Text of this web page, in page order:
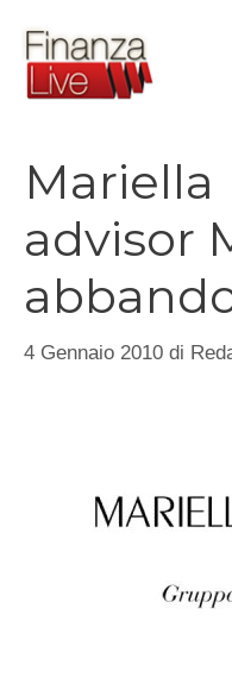
contenuto
Mariella
advisor
4 Gennaio 2010 di